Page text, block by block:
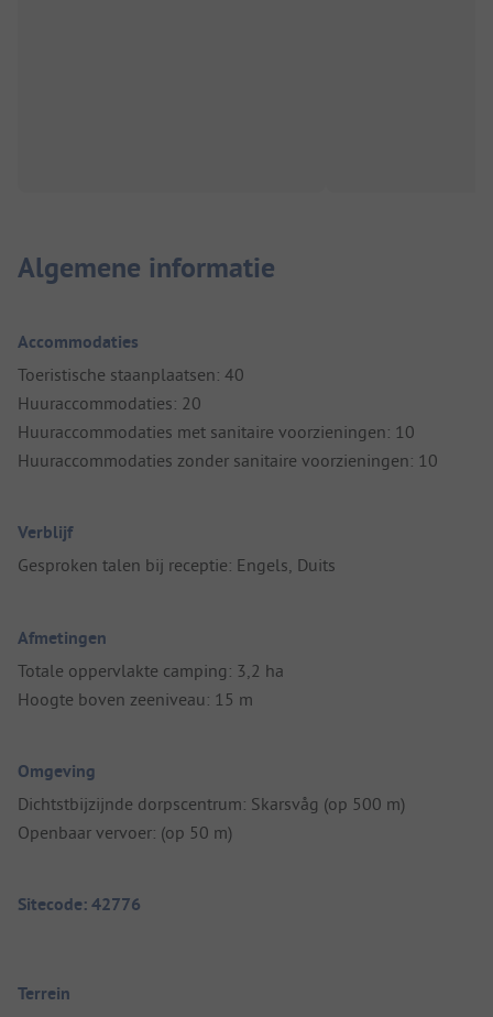
Algemene informatie
Accommodaties
Toeristische staanplaatsen: 40
Huuraccommodaties: 20
Huuraccommodaties met sanitaire voorzieningen: 10
Huuraccommodaties zonder sanitaire voorzieningen: 10
Verblijf
Gesproken talen bij receptie: Engels, Duits
Afmetingen
Totale oppervlakte camping: 3,2 ha
Hoogte boven zeeniveau: 15 m
Omgeving
Dichtstbijzijnde dorpscentrum: Skarsvåg (op 500 m)
Openbaar vervoer: (op 50 m)
Sitecode: 42776
Terrein